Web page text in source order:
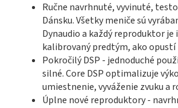
Ručne navrhnuté, vyvinuté,
Dánsku. Všetky meniče sú
Dynaudio a každý reproduktor je
kalibrovaný predtým, ako opustí
Pokročilý DSP - jednoduché
silné. Core DSP optimalizuje
umiestnenie, vyváženie zvuku a
Úplne nové reproduktory -